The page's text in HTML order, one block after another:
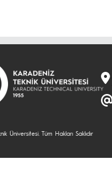
Üniversitesi. Tüm Hakları Saklıdır